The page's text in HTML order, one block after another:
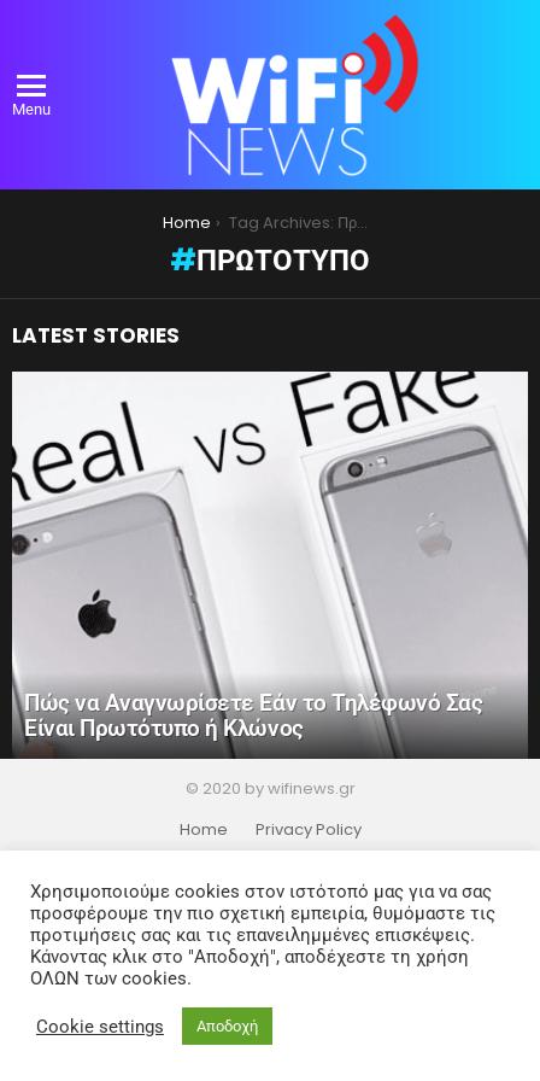
Menu
Home Tag Archives: Πρωτότυπο
ΠΡΩΤΌΤΥΠΟ
LATEST STORIES
Πώς να Αναγνωρίσετε Εάν το Τηλέφωνό Σας
Είναι Πρωτότυπο ή Κλώνος
© 2020 by wifinews.gr
Home
Privacy Policy
Χρησιμοποιούμε cookies στον ιστότοπό μας για να σας
προσφέρουμε την πιο σχετική εμπειρία, θυμόμαστε τις
προτιμήσεις σας και τις επανειλημμένες επισκέψεις.
Κάνοντας κλικ στο "Αποδοχή", αποδέχεστε τη χρήση
ΟΛΩΝ των cookies.
Cookie settings Αποδοχή